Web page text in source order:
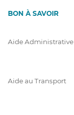
BON À SAVOIR
Aide Administrative
Aide au Transport